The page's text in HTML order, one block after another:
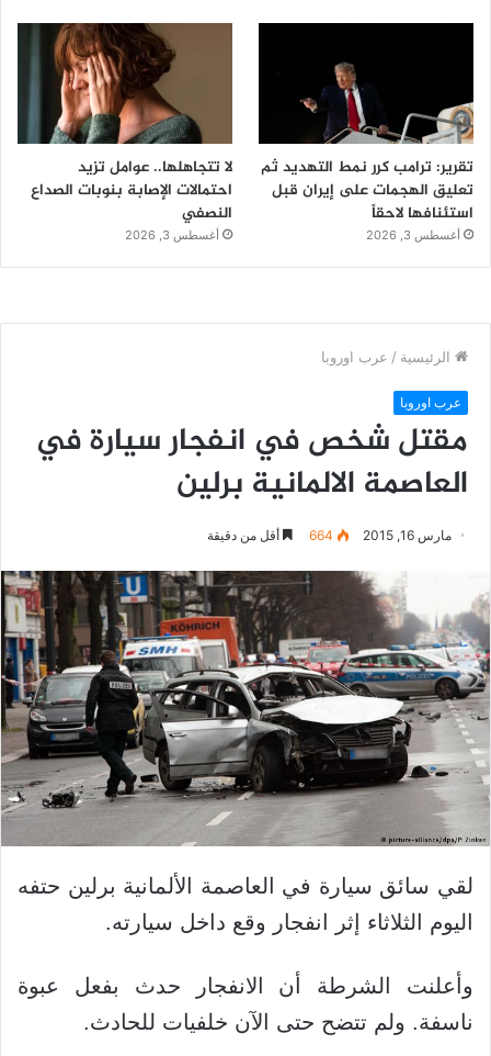
تقرير: ترامب كرر نمط التهديد ثم
تعليق الهجمات على إيران قبل
استئنافها لاحقاً
أغسطس 3, 2026
لا تتجاهلها.. عوامل تزيد
احتمالات الإصابة بنوبات الصداع
النصفي
أغسطس 3, 2026